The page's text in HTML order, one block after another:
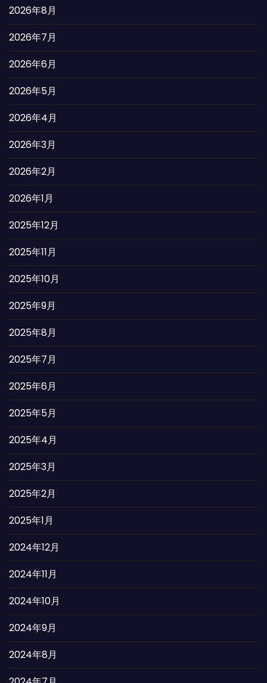
2026年8月
2026年7月
2026年6月
2026年5月
2026年4月
2026年3月
2026年2月
2026年1月
2025年12月
2025年11月
2025年10月
2025年9月
2025年8月
2025年7月
2025年6月
2025年5月
2025年4月
2025年3月
2025年2月
2025年1月
2024年12月
2024年11月
2024年10月
2024年9月
2024年8月